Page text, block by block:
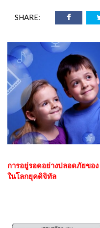
SHARE:
การอยู่รอดอย่างปลอดภัยของ
ในโลกยุคดิจิทัล